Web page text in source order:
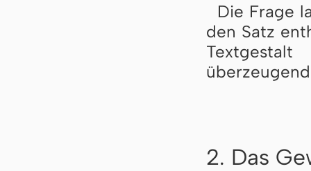
Die Frage
den Satz
2. Das